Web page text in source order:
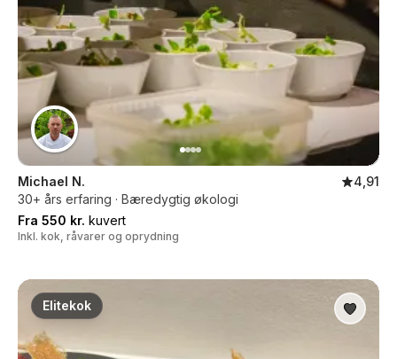
Michael N.
4,91
30+ års erfaring · Bæredygtig økologi
Fra 550 kr. kuvert
Inkl. kok, råvarer og oprydning
Elitekok